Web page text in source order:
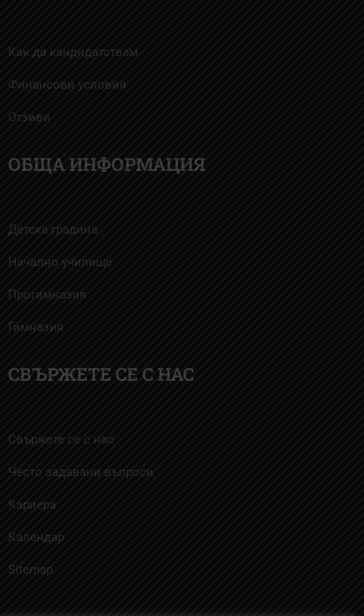
Как да кандидатствам
Финансови условия
Отзиви
ОБЩА ИНФОРМАЦИЯ
Детска градина
Начално училище
Прогимназия
Гимназия
СВЪРЖЕТЕ СЕ С НАС
Свържете се с нас
Често задавани въпроси
Кариера
Календар
Sitemap